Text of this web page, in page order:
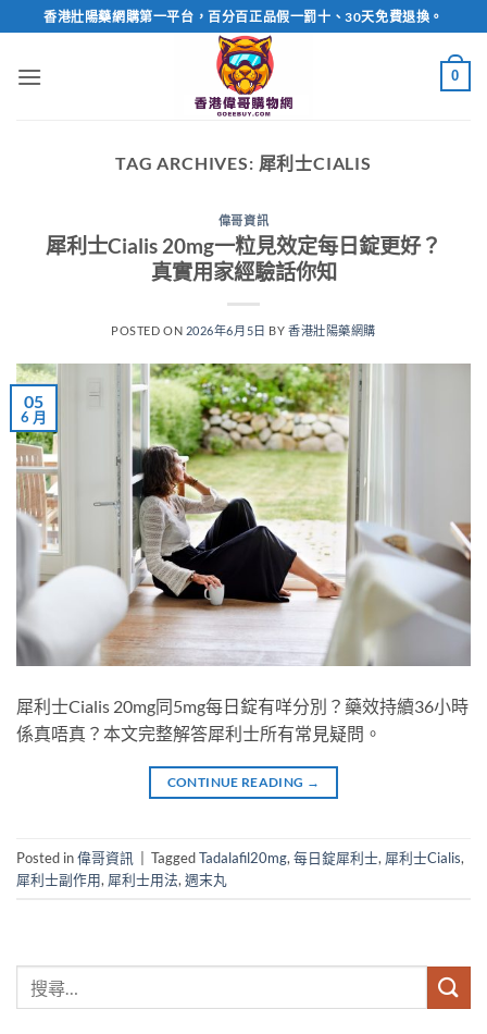
to
content
香港壯陽藥網購第一平台，百分百正品假一罰十、30天免費退換。
0
TAG ARCHIVES: 犀利士CIALIS
偉哥資訊
犀利士Cialis 20mg一粒見效定每日錠更好？
真實用家經驗話你知
POSTED ON 2026年6月5日 BY 香港壯陽藥網購
05
6 月
犀利士Cialis 20mg同5mg每日錠有咩分別？藥效持續36小時
係真唔真？本文完整解答犀利士所有常見疑問。
CONTINUE READING →
Posted in偉哥資訊 TaggedTadalafil20mg, 每日錠犀利士, 犀利士Cialis,
犀利士副作用, 犀利士用法, 週末丸